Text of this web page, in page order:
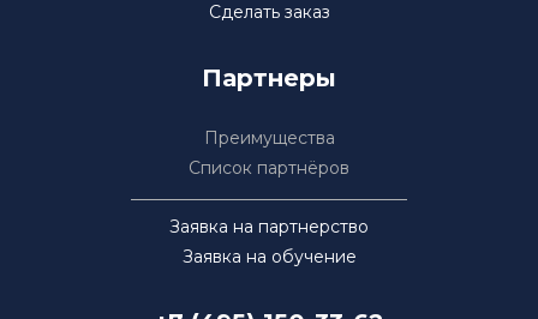
Сделать заказ
Партнеры
Преимущества
Список партнёров
Заявка на партнерство
Заявка на обучение